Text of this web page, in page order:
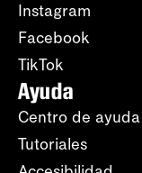
Instagram
Facebook
TikTok
Ayuda
Centro de ayuda
Tutoriales